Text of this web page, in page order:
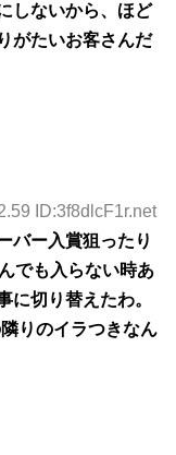
しないから、ほど
がたいお客さんだ
ID:3f8dlcF1r.net
バー入賞狙ったり
でも入らない時あ
に切り替えたわ。
りのイラつきなん